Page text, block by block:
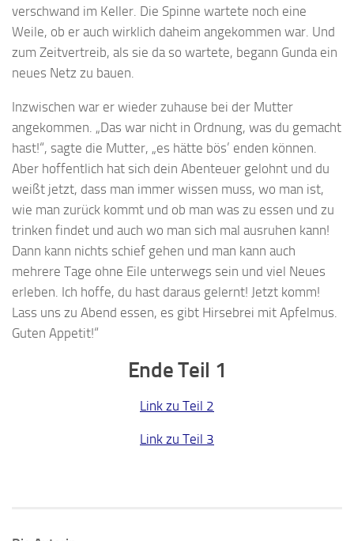
verschwand im Keller. Die Spinne wartete noch eine
Weile, ob er auch wirklich daheim angekommen war. Und
zum Zeitvertreib, als sie da so wartete, begann Gunda ein
neues Netz zu bauen.
Inzwischen war er wieder zuhause bei der Mutter
angekommen. „Das war nicht in Ordnung, was du gemacht
hast!“, sagte die Mutter, „es hätte bös’ enden können.
Aber hoffentlich hat sich dein Abenteuer gelohnt und du
weißt jetzt, dass man immer wissen muss, wo man ist,
wie man zurück kommt und ob man was zu essen und zu
trinken findet und auch wo man sich mal ausruhen kann!
Dann kann nichts schief gehen und man kann auch
mehrere Tage ohne Eile unterwegs sein und viel Neues
erleben. Ich hoffe, du hast daraus gelernt! Jetzt komm!
Lass uns zu Abend essen, es gibt Hirsebrei mit Apfelmus.
Guten Appetit!“
Ende Teil 1
Link zu Teil 2
Link zu Teil 3